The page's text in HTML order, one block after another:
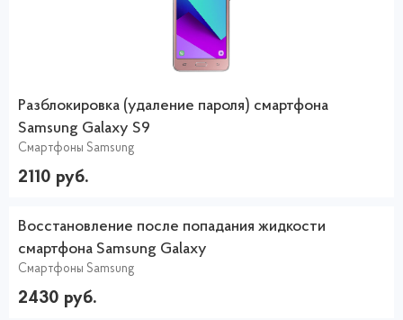
Разблокировка (удаление пароля) смартфона
Samsung Galaxy S9
Смартфоны Samsung
2110 руб.
Восстановление после попадания жидкости
смартфона Samsung Galaxy
Смартфоны Samsung
2430 руб.